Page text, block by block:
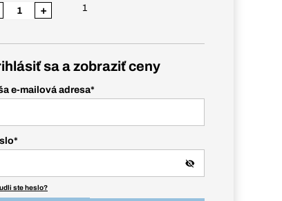
1
+
sa a zobraziť ceny
e-mailová adresa*
*
ste heslo?